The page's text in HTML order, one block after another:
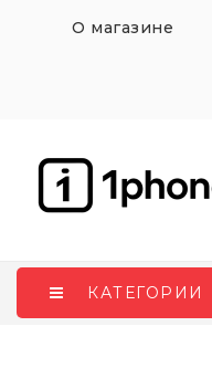
О магазине
КАТЕГОРИИ